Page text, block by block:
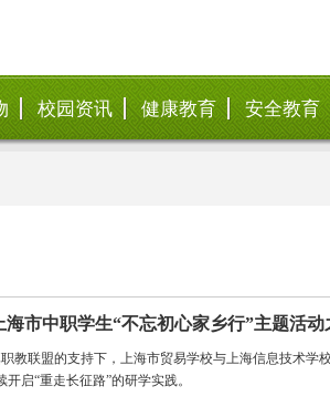
校园资讯 健康教育 安全教育
市中职学生“不忘初心家乡行”主题活动
教联盟的支持下，上海市贸易学校与上海信息技术
启“重走长征路”的研学实践。